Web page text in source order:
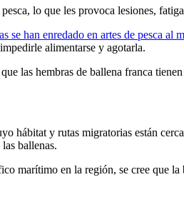
lo que les provoca lesiones,
se han enredado en artes de pesca al
alimentarse y agotarla.
las hembras de ballena franca
hábitat y rutas migratorias están
ballenas.
marítimo en la región, se cree que